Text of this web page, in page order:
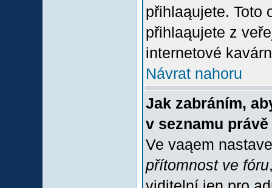
přihlaąujete. Toto
přihlaąujete z
internetové
Návrat nahoru
Jak zabráním,
v seznamu
Ve vaąem
přítomnost ve fóru